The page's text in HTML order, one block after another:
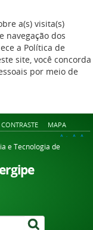
a(s) visita(s)
navegação dos
a Política de
site, você concorda
por meio de
MAPA
A+ A A-
e Tecnologia de